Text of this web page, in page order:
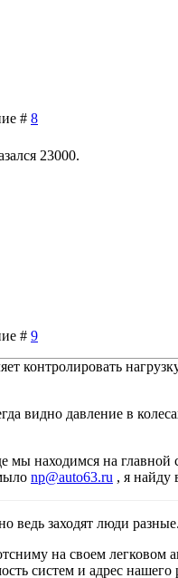
# 8
23000.
# 9
контролировать
видно давление в
мы находимся на
np@auto63.ru , я найду
ведь заходят люди
на своем
систем и адрес